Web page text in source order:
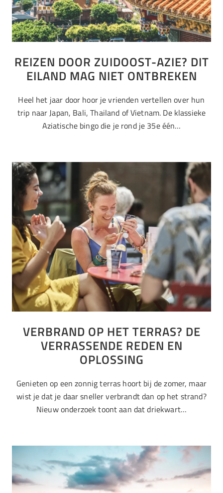
REIZEN DOOR ZUIDOOST-AZIE? DIT
EILAND MAG NIET ONTBREKEN
Heel het jaar door hoor je vrienden vertellen over hun
trip naar Japan, Bali, Thailand of Vietnam. De klassieke
Aziatische bingo die je rond je 35e één…
VERBRAND OP HET TERRAS? DE
VERRASSENDE REDEN EN
OPLOSSING
Genieten op een zonnig terras hoort bij de zomer, maar
wist je dat je daar sneller verbrandt dan op het strand?
Nieuw onderzoek toont aan dat driekwart…